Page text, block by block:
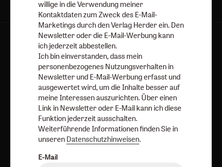
Kategorien: Online Hefte
Services: Über uns Autorinnen und Autoren
Redaktion
Angebote: Umfragen
Verlag:
Media Sales Herder Korrespondenz
Religion & Spiritualität
Theologie & Pastoral
CHRIST IN DER GEGENWART
einfach leben
Stimmen der Zeit
willige in die Verwendung meiner
Kontaktdaten zum Zweck des E-Mail-
Marketings durch den Verlag Herder ein. Den
Newsletter oder die E-Mail-Werbung kann
ich jederzeit abbestellen.
Ich bin einverstanden, dass mein
personenbezogenes Nutzungsverhalten in
Newsletter und E-Mail-Werbung erfasst und
ausgewertet wird, um die Inhalte besser auf
meine Interessen auszurichten. Über einen
Link in Newsletter oder E-Mail kann ich diese
Funktion jederzeit ausschalten.
Weiterführende Informationen finden Sie in
unseren Datenschutzhinweisen.
E-Mail